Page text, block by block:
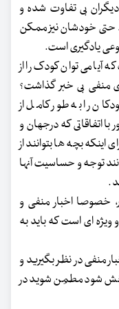
بی تفاوت شده و
حتی خودشان نیز ممکن
یادگیری است.
آیا می توان کودک را از
منفی بی خبر گذاشت؟
را به طور کامل از
با اتفاقاتی که درجهان و
بچه ها بتوانند از
توجه و حساسیت آنها
.
خصوصا اخبار منفی و
ای است که باید به
منفی در نظر بگیرید و
پخش شود مطمِن شوید در